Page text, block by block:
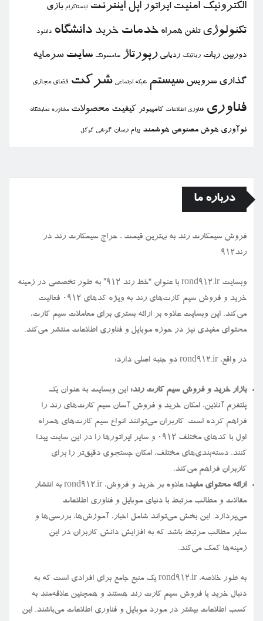
الكترونیك امنیت اپراتور اپل اینترنت اینستاگرام بازی
تكنولوژی تلفن همراه خدمات خرید دانشگاه دانلود
دوربین ربات رباتیك ردیابی رپورتاژ سامسونگ سایت سرمایه
گذاری سرویس سیستم شبكه اجتماعی شركت فضای مجازی
فناوری فناوری اطلاعات كامپیوتر كیفیت محصولات مشاوره نمایشگاه
نوآوری هوش مصنوعی هوشمند پیام رسان گوشی گوگل
درباره ما
فروش سیمكارت رند به بهترین قیمت ، حراج سیمكارت رند در
رند912
وبسایت rond912.ir با عنوان “خط رند ۹۱۲” به طور تخصصی در زمینه
خرید و فروش سیم کارت‌های رند به ویژه کدهای ۰۹۱۲ فعالیت
می‌کند. این وبسایت علاوه بر ارائه بستری برای معاملات سیم کارت،
محتوای مفیدی نیز در حوزه موبایل و فناوری اطلاعات منتشر می‌کند.
در واقع، rond912.ir دو جنبه اصلی دارد:
بازار خرید و فروش سیم کارت رند: این وبسایت به عنوان یک
پلتفرم آنلاین، امکان خرید و فروش آسان سیم کارت‌های رند را
فراهم کرده است. کاربران می‌توانند انواع سیم کارت‌های همراه
اول با کدهای مختلف ۰۹۱۲ و سایر اپراتورها را در این سایت پیدا
کنند. دسته‌بندی‌های مختلف، امکان جستجوی دقیق‌تر را برای
کاربران فراهم می‌کند.
ارائه محتوای مفید:
علاوه بر خرید و فروش، rond912.ir به انتشار
مقالات و مطالب مرتبط با دنیای موبایل و فناوری اطلاعات
می‌پردازد. این بخش می‌تواند شامل اخبار، آموزش‌ها، بررسی‌ها و
سایر مطالب مرتبط باشد که به افزایش دانش کاربران در این
زمینه‌ها کمک می‌کند.
به طور خلاصه، rond912.ir یک منبع جامع برای افرادی است که به
دنبال خرید یا فروش سیم کارت رند هستند و همچنین علاقه‌مند به
کسب اطلاعات بیشتر در مورد موبایل و فناوری اطلاعات می‌باشند. این